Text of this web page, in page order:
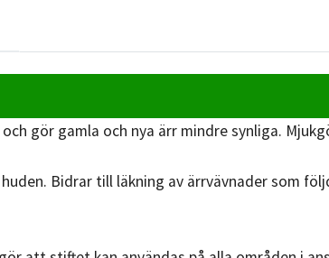
gör gamla och nya ärr mindre synliga.
Bidrar till läkning av ärrvävnader som